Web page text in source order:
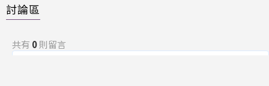
討論區
共有 0則留言